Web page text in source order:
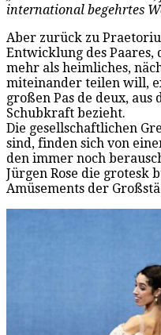
international begehrtes
Aber zurück zu
Entwicklung des Paares,
mehr als heimliches,
miteinander teilen will,
großen Pas de deux, aus
Schubkraft bezieht.
Die gesellschaftlichen
sind, finden sich von
den immer noch
Jürgen Rose die grotesk
Amüsements der